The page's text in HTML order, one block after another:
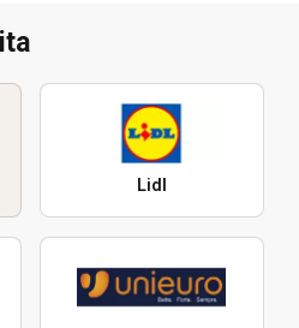
Lidl